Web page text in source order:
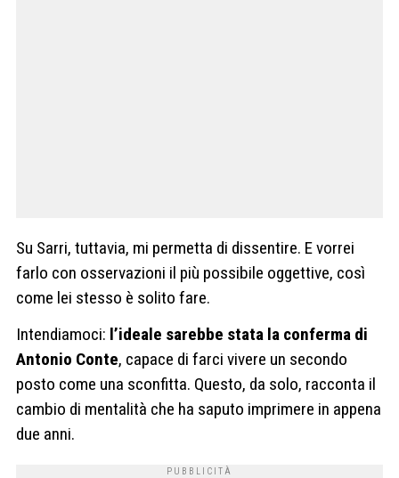
Su Sarri, tuttavia, mi permetta di dissentire. E vorrei
farlo con osservazioni il più possibile oggettive, così
come lei stesso è solito fare.
Intendiamoci: l’ideale sarebbe stata la conferma di
Antonio Conte, capace di farci vivere un secondo
posto come una sconfitta. Questo, da solo, racconta il
cambio di mentalità che ha saputo imprimere in appena
due anni.